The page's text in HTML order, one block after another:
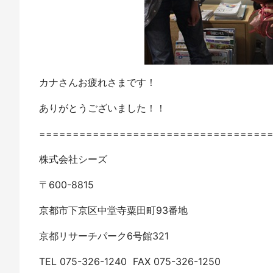
カナさんお疲れさまです！
ありがとうございました！！
株式会社シーズ
〒600-8815
京都市下京区中堂寺粟田町93番地
京都リサーチパーク6号館321
TEL 075-326-1240 FAX 075-326-1250